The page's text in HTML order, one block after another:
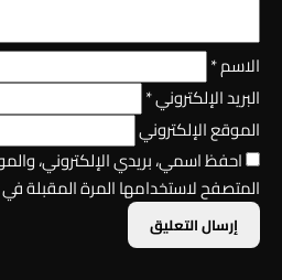
الاسم*
البريد الإلكتروني*
الموقع الإلكتروني
احفظ اسمي، بريدي الإلكتروني،
المتصفح لاستخدامها المرة المقبلة